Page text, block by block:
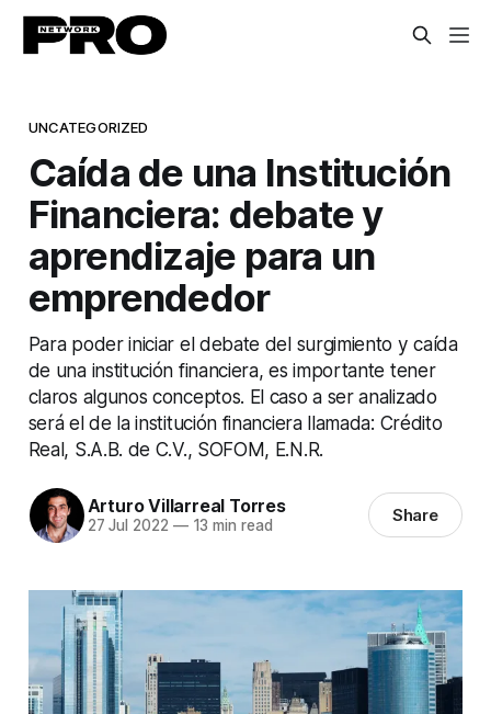
UNCATEGORIZED
Caída de una Institución
Financiera: debate y
aprendizaje para un
emprendedor
Para poder iniciar el debate del surgimiento y caída
de una institución financiera, es importante tener
claros algunos conceptos. El caso a ser analizado
será el de la institución financiera llamada: Crédito
Real, S.A.B. de C.V., SOFOM, E.N.R.
Arturo Villarreal Torres
27 Jul 2022 —13 min read Share